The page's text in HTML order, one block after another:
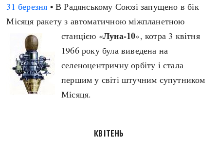
31 березня • В Радянському Союзі запущено в бік
Місяця ракету з автоматичною міжпланетною
станцією «Луна-10», котра 3 квітня
1966 року була виведена на
селеноцентричну орбіту і стала
першим у світі штучним супутником
Місяця.
КВІТЕНЬ